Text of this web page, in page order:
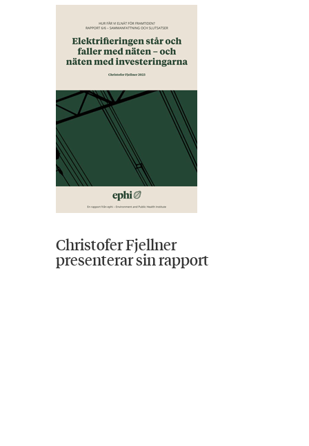
Christofer Fjellner
presenterar sin rapport